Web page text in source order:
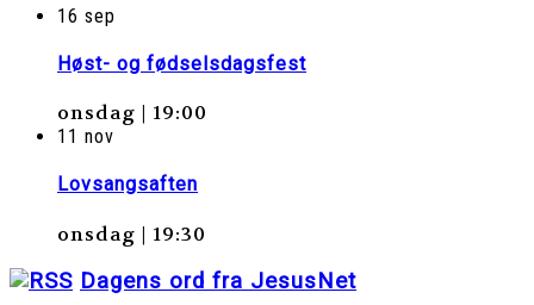
16 sep
Høst- og fødselsdagsfest
onsdag | 19:00
11 nov
Lovsangsaften
onsdag | 19:30
Dagens ord fra JesusNet